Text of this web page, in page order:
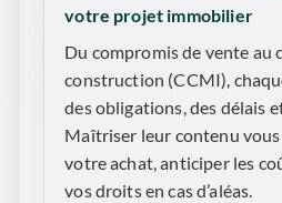
votre projet immobilier
Du compromis de vente au
construction (CCMI),
des obligations, des délais
Maîtriser leur contenu vous
votre achat, anticiper les
vos droits en cas d’aléas.